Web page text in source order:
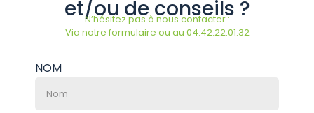
et/ou de conseils ?
N’hésitez pas à nous contacter :
Via notre formulaire ou au 04.42.22.01.32
NOM